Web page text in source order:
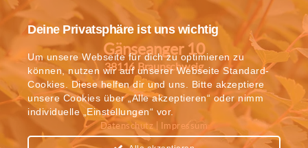
Gänseanger 10
38116 Braunschweig
Datenschutz| Impressum
Deine Privatsphäre ist uns wichtig
Um unsere Webseite für dich zu optimieren zu
können, nutzen wir auf unserer Webseite Standard-
Cookies. Diese helfen dir und uns. Bitte akzeptiere
unsere Cookies über „Alle akzeptieren“ oder nimm
individuelle „Einstellungen“ vor.